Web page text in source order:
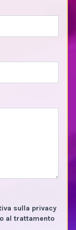
sulla privacy
al trattamento